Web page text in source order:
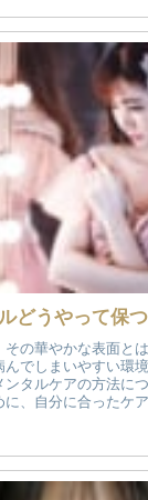
の華やかな表面と
でしまいやすい環
ンタルケアの方法に
、自分に合ったケ